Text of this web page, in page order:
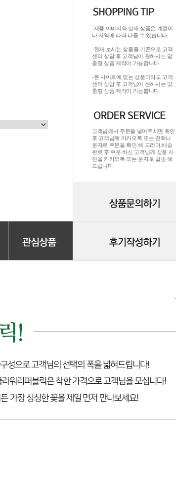
-제품 이미지와 실제 상품은 계절이
나 지역에 따라 다를 수 있습니다.
-현재 보시는 상품을 기준으로 고객
센터 상담 후 고객님이 원하시는 맞
춤형 상품 제작이 가능합니다.
-본 사이트에 없는 상품이라도 고객
센터 상담 후 고객님이 원하시는 맞
춤형 상품 제작이 가능합니다.
고객님께서 주문을 넣어주시면 확인
후 고객님께 카카오톡 또는 전화나
문자로 주문을 확인 해 드리며.배송
완료 후 주문 하신 고객님께 상품 사
진을 카카오톡 또는 문자로 발송 해
드립니다.